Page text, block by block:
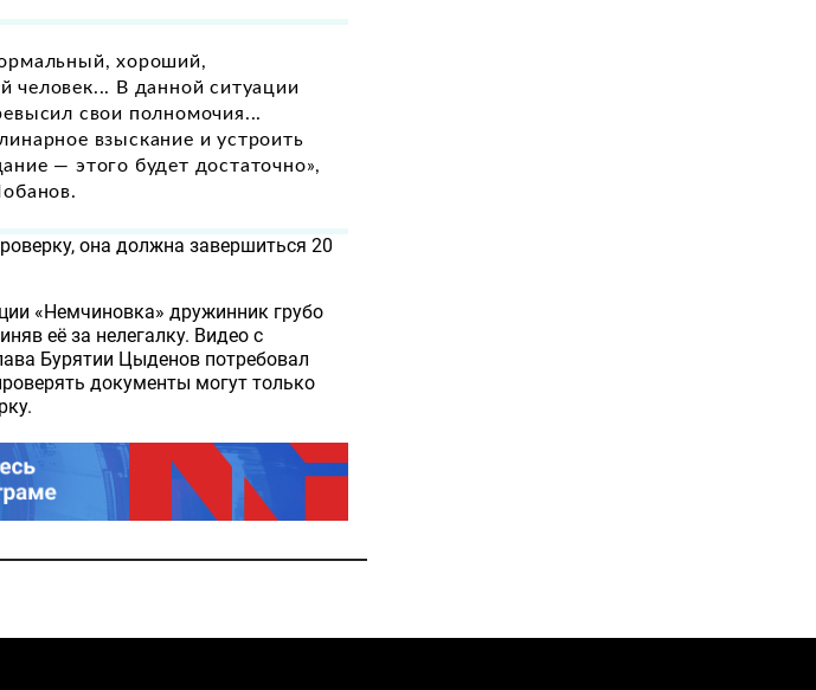
хороший,
человек... В данной ситуации
свои полномочия...
взыскание и устроить
— этого будет достаточно»,
она должна завершиться 20
«Немчиновка» дружинник грубо
её за нелегалку. Видео с
Бурятии Цыденов потребовал
документы могут только